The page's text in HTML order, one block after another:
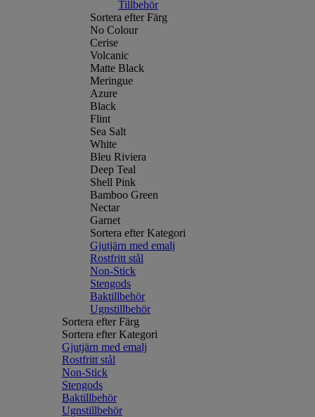
Tillbehör
Sortera efter Färg
No Colour
Cerise
Volcanic
Matte Black
Meringue
Azure
Black
Flint
Sea Salt
White
Bleu Riviera
Deep Teal
Shell Pink
Bamboo Green
Nectar
Garnet
Sortera efter Kategori
Gjutjärn med emalj
Rostfritt stål
Non-Stick
Stengods
Baktillbehör
Ugnstillbehör
Sortera efter Färg
Sortera efter Kategori
Gjutjärn med emalj
Rostfritt stål
Non-Stick
Stengods
Baktillbehör
Ugnstillbehör